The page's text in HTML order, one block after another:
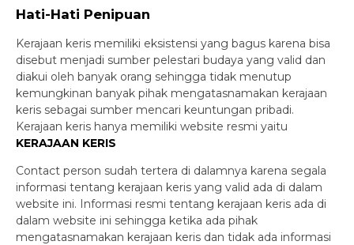
Hati-Hati Penipuan
Kerajaan keris memiliki eksistensi yang bagus karena bisa
disebut menjadi sumber pelestari budaya yang valid dan
diakui oleh banyak orang sehingga tidak menutup
kemungkinan banyak pihak mengatasnamakan kerajaan
keris sebagai sumber mencari keuntungan pribadi.
Kerajaan keris hanya memiliki website resmi yaitu
KERAJAAN KERIS
Contact person sudah tertera di dalamnya karena segala
informasi tentang kerajaan keris yang valid ada di dalam
website ini. Informasi resmi tentang kerajaan keris ada di
dalam website ini sehingga ketika ada pihak
mengatasnamakan kerajaan keris dan tidak ada informasi